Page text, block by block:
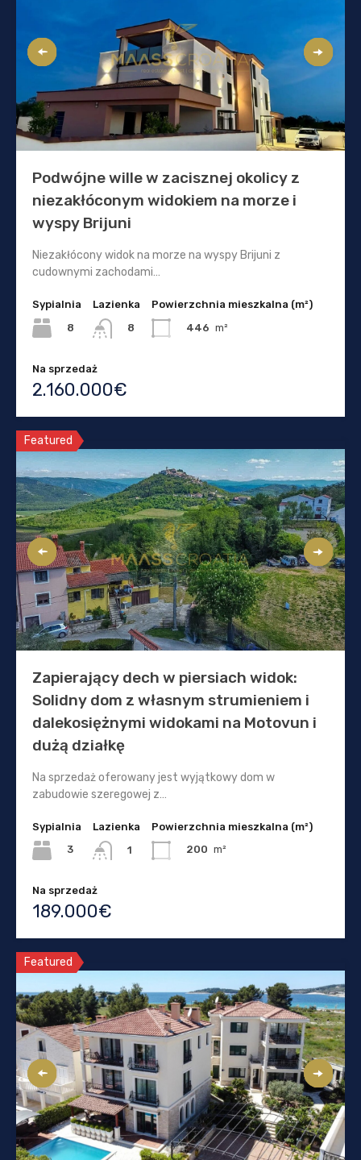
Podwójne wille w zacisznej okolicy z
niezakłóconym widokiem na morze i
wyspy Brijuni
Niezakłócony widok na morze na wyspy Brijuni z
cudownymi zachodami…
Sypialnia
8
Lazienka
8
Powierzchnia mieszkalna (m²)
446 m²
Na sprzedaż
2.160.000€
Featured
Zapierający dech w piersiach widok:
Solidny dom z własnym strumieniem i
dalekosiężnymi widokami na Motovun i
dużą działkę
Na sprzedaż oferowany jest wyjątkowy dom w
zabudowie szeregowej z…
Sypialnia
3
Lazienka
1
Powierzchnia mieszkalna (m²)
200 m²
Na sprzedaż
189.000€
Featured